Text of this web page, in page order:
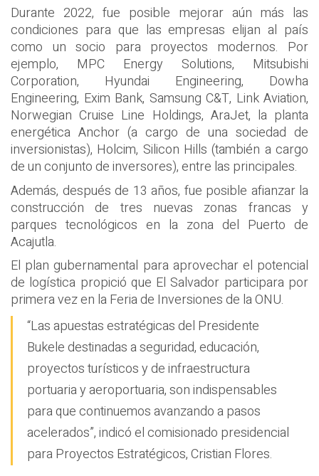
Durante 2022, fue posible mejorar aún más las
condiciones para que las empresas elijan al país
como un socio para proyectos modernos. Por
ejemplo, MPC Energy Solutions, Mitsubishi
Corporation, Hyundai Engineering, Dowha
Engineering, Exim Bank, Samsung C&T, Link Aviation,
Norwegian Cruise Line Holdings, AraJet, la planta
energética Anchor (a cargo de una sociedad de
inversionistas), Holcim, Silicon Hills (también a cargo
de un conjunto de inversores), entre las principales.
Además, después de 13 años, fue posible afianzar la
construcción de tres nuevas zonas francas y
parques tecnológicos en la zona del Puerto de
Acajutla.
El plan gubernamental para aprovechar el potencial
de logística propició que El Salvador participara por
primera vez en la Feria de Inversiones de la ONU.
“Las apuestas estratégicas del Presidente
Bukele destinadas a seguridad, educación,
proyectos turísticos y de infraestructura
portuaria y aeroportuaria, son indispensables
para que continuemos avanzando a pasos
acelerados”, indicó el comisionado presidencial
para Proyectos Estratégicos, Cristian Flores.